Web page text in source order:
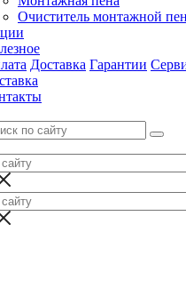
Очиститель монтажной
Доставка Гарантии